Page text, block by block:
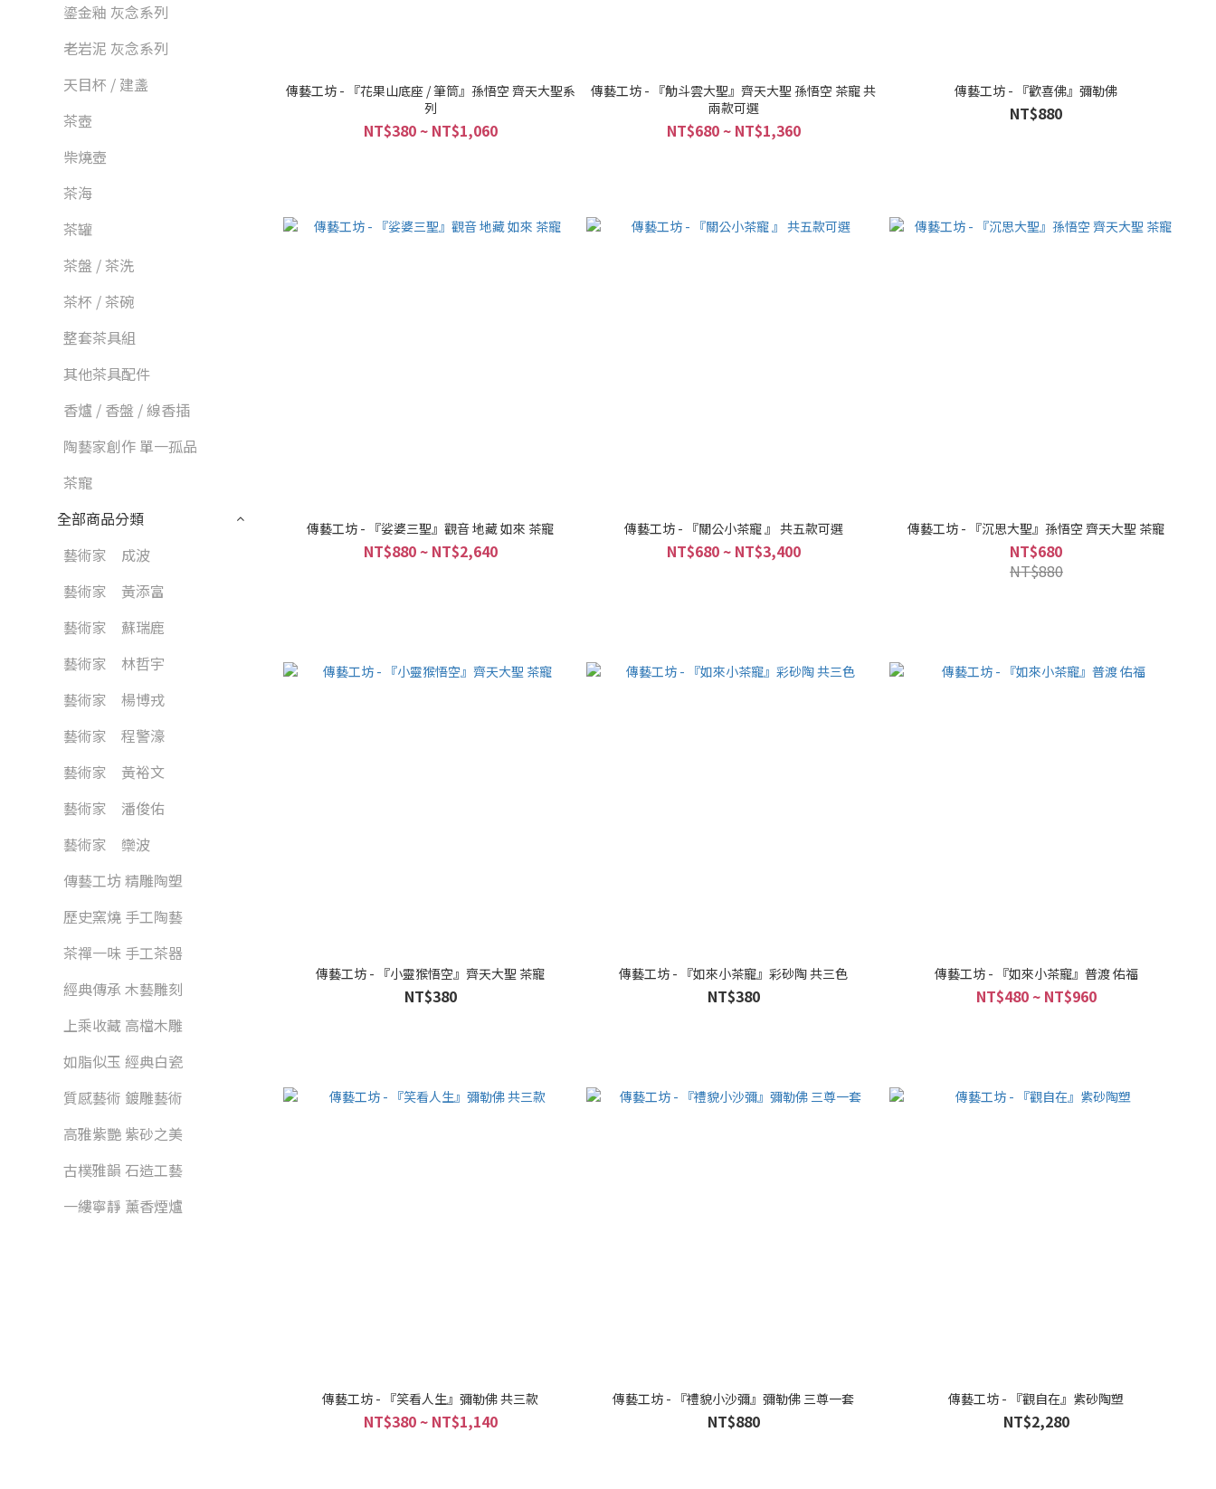
鎏金釉 灰念系列
老岩泥 灰念系列
天目杯 / 建盞
茶壺
柴燒壺
茶海
茶罐
茶盤 / 茶洗
茶杯 / 茶碗
整套茶具組
其他茶具配件
香爐 / 香盤 / 線香插
陶藝家創作 單一孤品
茶寵
全部商品分類
藝術家 成波
藝術家 黃添富
藝術家 蘇瑞鹿
藝術家 林哲宇
藝術家 楊博戎
藝術家 程警濠
藝術家 黃裕文
藝術家 潘俊佑
藝術家 欒波
傳藝工坊 精雕陶塑
歷史窯燒 手工陶藝
茶禪一味 手工茶器
經典傳承 木藝雕刻
上乘收藏 高檔木雕
如脂似玉 經典白瓷
質感藝術 鍍雕藝術
高雅紫艷 紫砂之美
古樸雅韻 石造工藝
一縷寧靜 薰香煙爐
傳藝工坊 - 『花果山底座 / 筆筒』孫悟空 齊天大聖系
列
NT$380 ~ NT$1,060
傳藝工坊 - 『觔斗雲大聖』齊天大聖 孫悟空 茶寵 共
兩款可選
NT$680 ~ NT$1,360
傳藝工坊 - 『歡喜佛』彌勒佛
NT$880
傳藝工坊 - 『娑婆三聖』觀音 地藏 如來 茶寵
NT$880 ~ NT$2,640
傳藝工坊 - 『關公小茶寵 』 共五款可選
NT$680 ~ NT$3,400
傳藝工坊 - 『沉思大聖』孫悟空 齊天大聖 茶寵
NT$680
NT$880
傳藝工坊 - 『小靈猴悟空』齊天大聖 茶寵
NT$380
傳藝工坊 - 『如來小茶寵』彩砂陶 共三色
NT$380
傳藝工坊 - 『如來小茶寵』普渡 佑福
NT$480 ~ NT$960
傳藝工坊 - 『笑看人生』彌勒佛 共三款
NT$380 ~ NT$1,140
傳藝工坊 - 『禮貌小沙彌』彌勒佛 三尊一套
NT$880
傳藝工坊 - 『觀自在』紫砂陶塑
NT$2,280